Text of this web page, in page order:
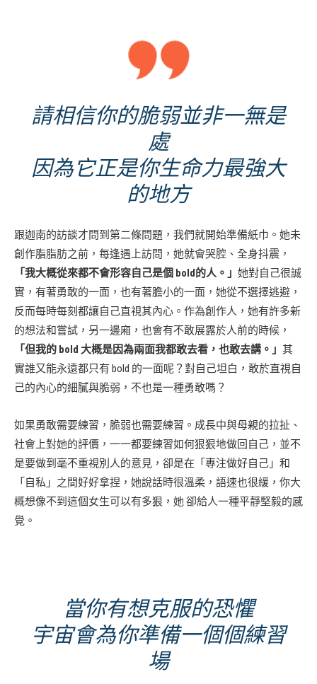
請相信你的脆弱並非一無是
處
因為它正是你生命力最強大
的地方
跟迦南的訪談才問到第二條問題，我們就開始準備紙巾。她未
創作脂脂肪之前，每逢遇上訪問，她就會哭腔、全身抖震，
「我大概從來都不會形容自己是個 bold的人。」 她對自己很誠
實，有著勇敢的一面，也有著膽小的一面，她從不選擇逃避，
反而每時每刻都讓自己直視其內心。作為創作人，她有許多新
的想法和嘗試，另一邊廂，也會有不敢展露於人前的時候，
「但我的 bold 大概是因為兩面我都敢去看，也敢去講。」 其
實誰又能永遠都只有 bold 的一面呢？對自己坦白，敢於直視自
己的內心的細膩與脆弱，不也是一種勇敢嗎？
如果勇敢需要練習，脆弱也需要練習。成長中與母親的拉扯、
社會上對她的評價，一一都要練習如何狠狠地做回自己，並不
是要做到毫不重視別人的意見，卻是在「專注做好自己」和
「自私」之間好好拿捏，她說話時很溫柔，語速也很緩，你大
概想像不到這個女生可以有多狠，她 卻給人一種平靜堅毅的感
覺。
當你有想克服的恐懼
宇宙會為你準備一個個練習
場